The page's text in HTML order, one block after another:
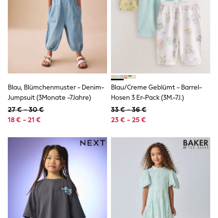
Wellies
Wide Fit
Shoes
All Underwear
Nighties
Pyjamas
Robes
Socks & Tights
All Bags & Accessories
Bags
All Occasionwear
All Partywear
Wedding
Shoes
Cardigans
Skirts
Denim Jackets
Raincoats
Waterproof
Shackets
Puddlesuits
Gilets
Blau, Blümchenmuster - Denim-
Jumpsuit (3Monate -7Jahre)
27 € - 30 €
18 € - 21 €
Blau/Creme Geblümt - Barrel-
Hosen 3 Er-Pack (3M.-7J.)
33 € - 36 €
23 € - 25 €